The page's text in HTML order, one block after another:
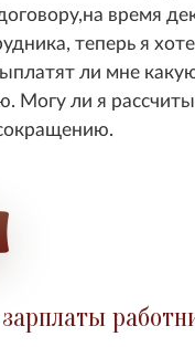
время
теперь я
ли мне
Могу ли я